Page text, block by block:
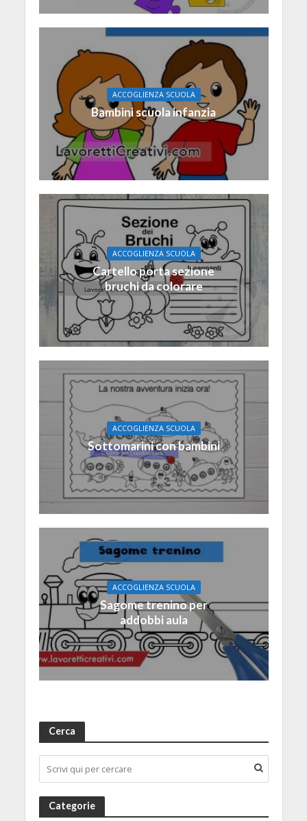
ACCOGLIENZA SCUOLA
Bambini scuola infanzia
ACCOGLIENZA SCUOLA
Cartello porta sezione
bruchi da colorare
ACCOGLIENZA SCUOLA
Sottomarini con bambini
ACCOGLIENZA SCUOLA
Sagome trenino per
addobbi aula
Cerca
Categorie